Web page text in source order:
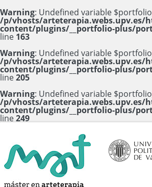
Warning: Undefined variable
/p/vhosts/arteterapia.webs.upv.es/
content/plugins/__portfolio-plus/
line 163
Warning: Undefined variable
/p/vhosts/arteterapia.webs.upv.es/
content/plugins/__portfolio-plus/
line205
Warning: Undefined variable
/p/vhosts/arteterapia.webs.upv.es/
content/plugins/__portfolio-plus/
line249